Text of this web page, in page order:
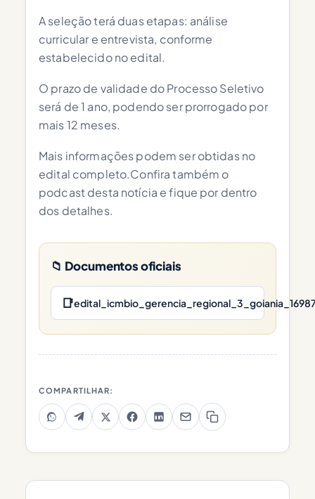
A seleção terá duas etapas: análise
curricular e entrevista, conforme
estabelecido no edital.
O prazo de validade do Processo Seletivo
será de 1 ano, podendo ser prorrogado por
mais 12 meses.
Mais informações podem ser obtidas no
edital completo.Confira também o
podcast desta notícia e fique por dentro
dos detalhes.
📁 Documentos oficiais
📑
COMPARTILHAR: